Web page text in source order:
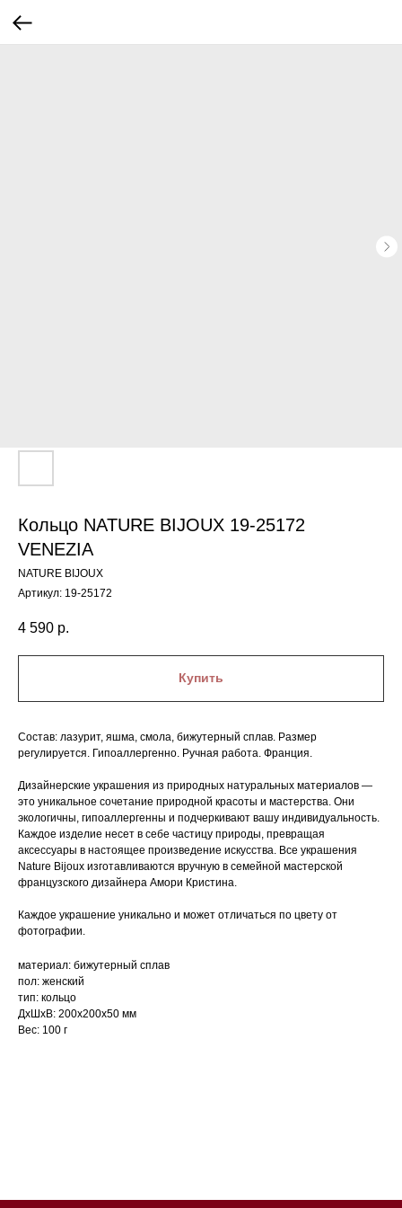
Кольцо NATURE BIJOUX 19-25172
VENEZIA
NATURE BIJOUX
Артикул: 19-25172
4 590 р.
Купить
Состав: лазурит, яшма, смола, бижутерный сплав. Размер
регулируется. Гипоаллергенно. Ручная работа. Франция.
Дизайнерские украшения из природных натуральных материалов —
это уникальное сочетание природной красоты и мастерства. Они
экологичны, гипоаллергенны и подчеркивают вашу индивидуальность.
Каждое изделие несет в себе частицу природы, превращая
аксессуары в настоящее произведение искусства. Все украшения
Nature Bijoux изготавливаются вручную в семейной мастерской
французского дизайнера Амори Кристина.
Каждое украшение уникально и может отличаться по цвету от
фотографии.
материал: бижутерный сплав
пол: женский
тип: кольцо
ДxШxВ: 200x200x50 мм
Вес: 100 г